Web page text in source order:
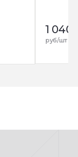
1 040
руб/шт